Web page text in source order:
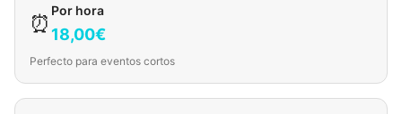
⏰
Por hora
18,00€
Perfecto para eventos cortos